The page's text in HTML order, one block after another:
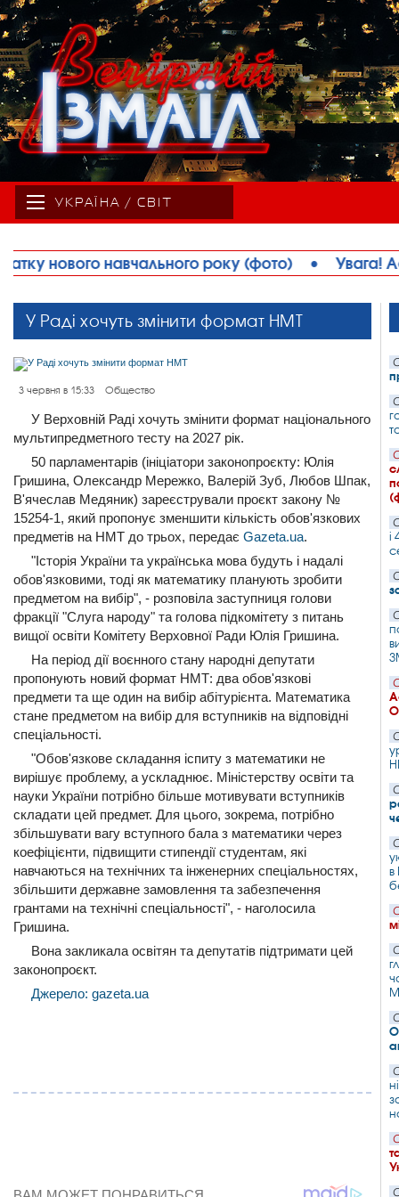
УКРАЇНА / СВІТ
(фото) • Увага! Африканська чума свиней в
У Раді хочуть змінити формат НМТ
3 червня в 15:33 Общество
У Верховній Раді хочуть змінити формат національного
мультипредметного тесту на 2027 рік.
50 парламентарів (ініціатори законопроєкту: Юлія
Гришина, Олександр Мережко, Валерій Зуб, Любов Шпак,
В'ячеслав Медяник) зареєстрували проєкт закону №
15254-1, який пропонує зменшити кількість обов'язкових
предметів на НМТ до трьох, передає Gazeta.ua.
"Історія України та українська мова будуть і надалі
обов'язковими, тоді як математику планують зробити
предметом на вибір", - розповіла заступниця голови
фракції "Слуга народу" та голова підкомітету з питань
вищої освіти Комітету Верховної Ради Юлія Гришина.
На період дії воєнного стану народні депутати
пропонують новий формат НМТ: два обов'язкові
предмети та ще один на вибір абітурієнта. Математика
стане предметом на вибір для вступників на відповідні
спеціальності.
"Обов'язкове складання іспиту з математики не
вирішує проблему, а ускладнює. Міністерству освіти та
науки України потрібно більше мотивувати вступників
складати цей предмет. Для цього, зокрема, потрібно
збільшувати вагу вступного бала з математики через
коефіцієнти, підвищити стипендії студентам, які
навчаються на технічних та інженерних спеціальностях,
збільшити державне замовлення та забезпечення
грантами на технічні спеціальності", - наголосила
Гришина.
Вона закликала освітян та депутатів підтримати цей
законопроєкт.
Джерело: gazeta.ua
і
в